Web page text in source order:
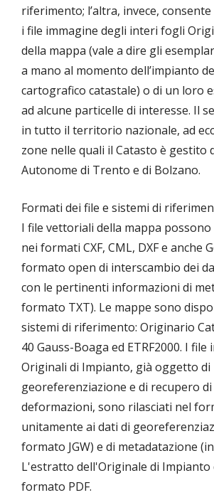
riferimento; l’altra, invece,
i file immagine degli interi fogli
della mappa (vale a dire gli
a mano al momento dell’impianto
cartografico catastale) o di un loro
ad alcune particelle di interesse. Il
in tutto il territorio nazionale, ad
zone nelle quali il Catasto è gestito
Autonome di Trento e di Bolzano.
Formati dei file e sistemi di
I file vettoriali della mappa possono
nei formati CXF, CML, DXF e anche
formato open di interscambio dei
con le pertinenti informazioni di
formato TXT). Le mappe sono
sistemi di riferimento: Originario
40 Gauss-Boaga ed ETRF2000. I
Originali di Impianto, già oggetto di
georeferenziazione e di recupero
deformazioni, sono rilasciati nel
unitamente ai dati di
formato JGW) e di metadatazione
L'estratto dell'Originale di Impianto
formato PDF.